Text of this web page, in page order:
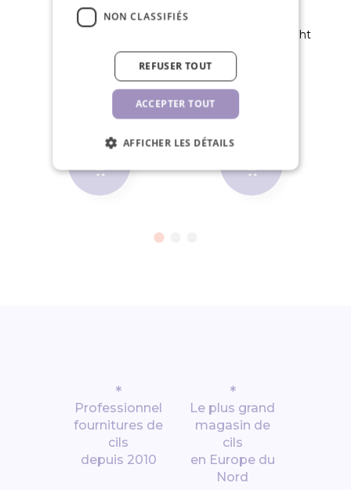
Sapphire 50 pcs
1,30 €
PCE
SW cristaux SS5 Light
Sapphire 50 pcs
1,30 €
*
Professionnel
fournitures de
cils
depuis 2010
*
Le plus grand
magasin de
cils
en Europe du
Nord
NON CLASSIFIÉS
ACCEPTER TOUT
REFUSER TOUT
AFFICHER LES DÉTAILS